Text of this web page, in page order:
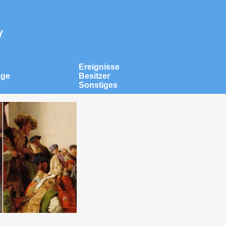
Ereignisse
Besitzer
Sonstiges